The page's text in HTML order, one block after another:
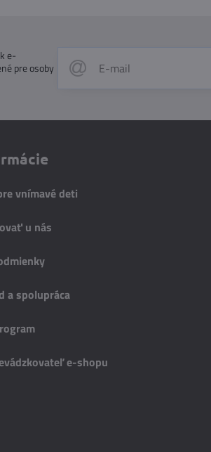
e-
pre osoby
vnímavé deti
u nás
a spolupráca
e-shopu